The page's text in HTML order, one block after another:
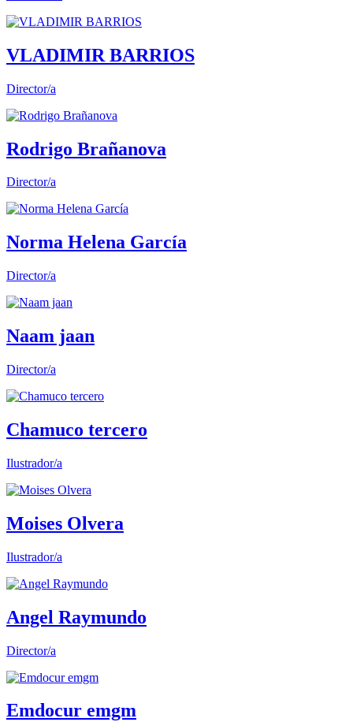
VLADIMIR BARRIOS
Director/a
Rodrigo Brañanova
Director/a
Norma Helena García
Director/a
Naam jaan
Director/a
Chamuco tercero
Ilustrador/a
Moises Olvera
Ilustrador/a
Angel Raymundo
Director/a
Emdocur emgm